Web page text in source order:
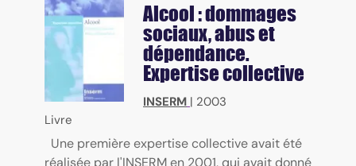
Alcool : dommages
sociaux, abus et
dépendance.
Expertise collective
INSERM | 2003
Livre
Une première expertise collective avait été
réalisée par l'INSERM en 2001, qui avait donné